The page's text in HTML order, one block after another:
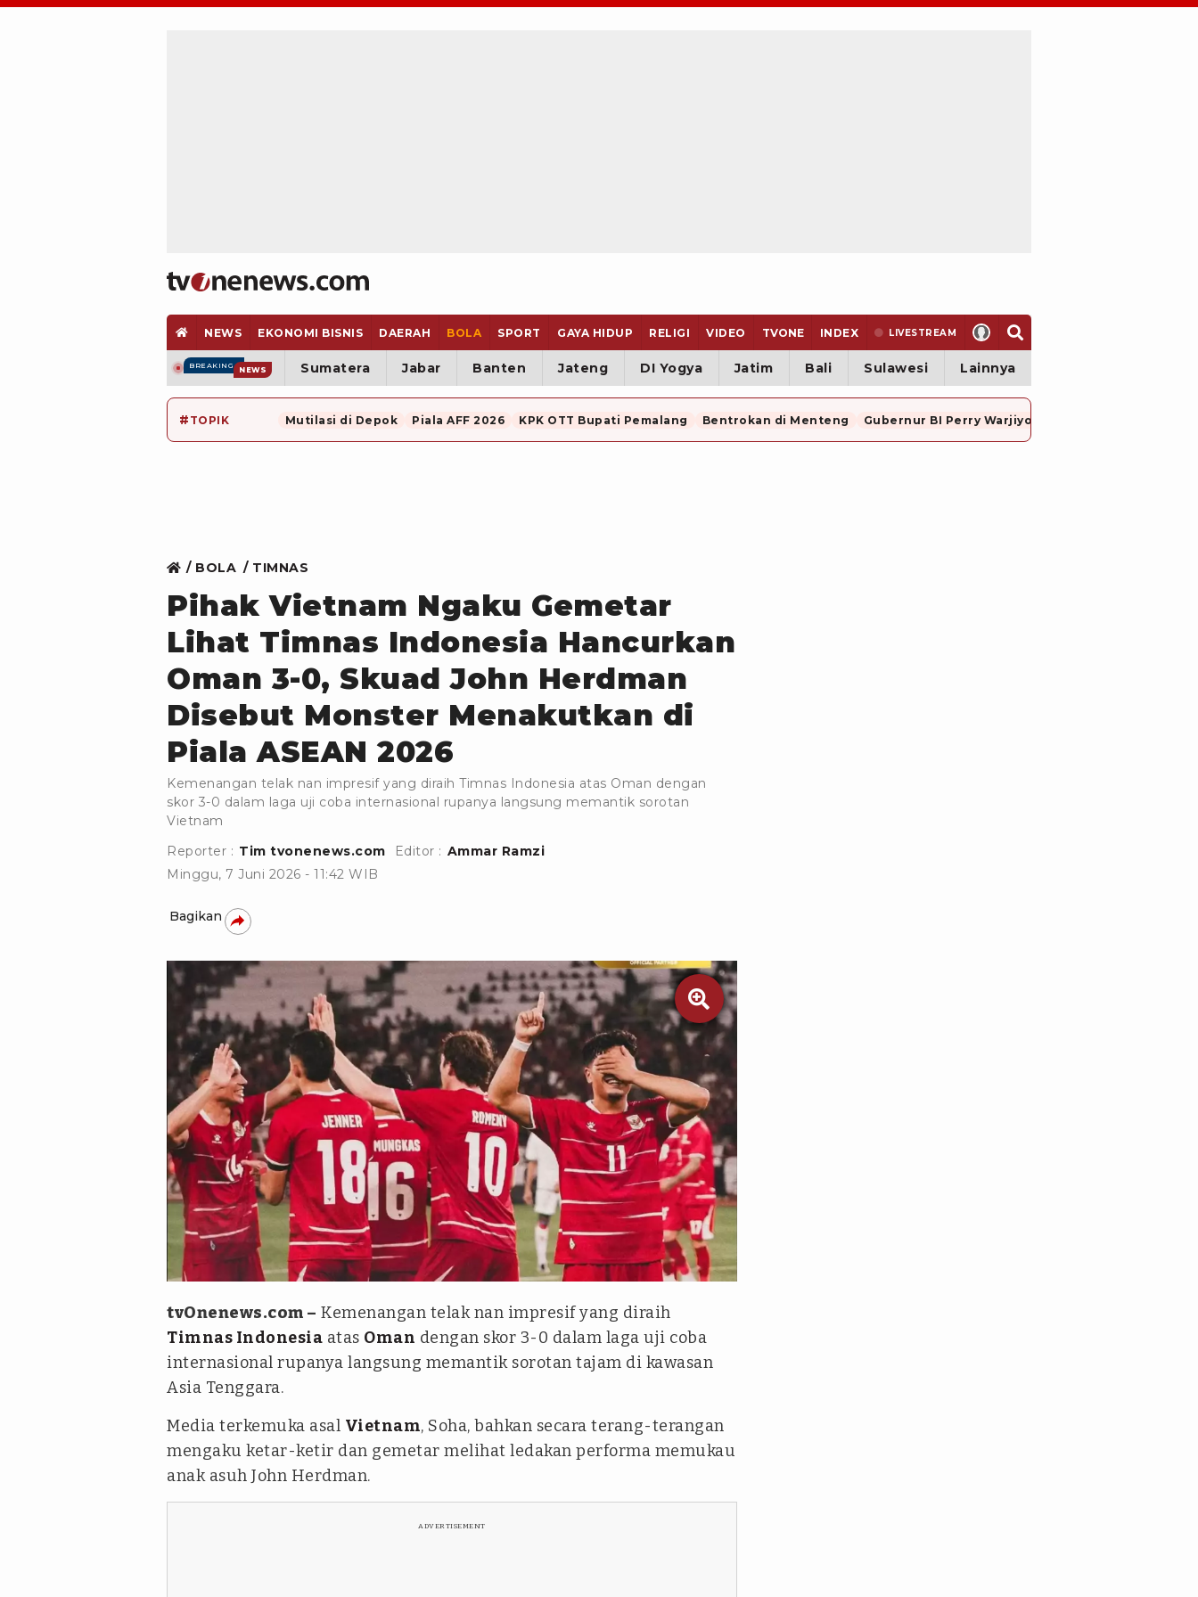
NEWS EKONOMI BISNIS DAERAH BOLA SPORT GAYA HIDUP RELIGI VIDEO TVONE INDEX LIVESTREAM
BREAKING NEWS Sumatera Jabar Banten Jateng DI Yogya Jatim Bali Sulawesi Lainnya
# TOPIK Mutilasi di Depok Piala AFF 2026 KPK OTT Bupati Pemalang Bentrokan di Menteng Gubernur BI Perry Warjiyo Mundur
BOLA TIMNAS
Pihak Vietnam Ngaku Gemetar
Lihat Timnas Indonesia Hancurkan
Oman 3-0, Skuad John Herdman
Disebut Monster Menakutkan di
Piala ASEAN 2026
Kemenangan telak nan impresif yang diraih Timnas Indonesia atas Oman dengan
skor 3-0 dalam laga uji coba internasional rupanya langsung memantik sorotan
Vietnam
Reporter : Tim tvonenews.com Editor : Ammar Ramzi
Minggu, 7 Juni 2026 - 11:42 WIB
Bagikan

Instagram @timnasindonesia
tvOnenews.com – Kemenangan telak nan impresif yang diraih
Timnas Indonesia atas Oman dengan skor 3-0 dalam laga uji coba
internasional rupanya langsung memantik sorotan tajam di kawasan
Asia Tenggara.
Media terkemuka asal Vietnam, Soha, bahkan secara terang-terangan
mengaku ketar-ketir dan gemetar melihat ledakan performa memukau
anak asuh John Herdman.
ADVERTISEMENT